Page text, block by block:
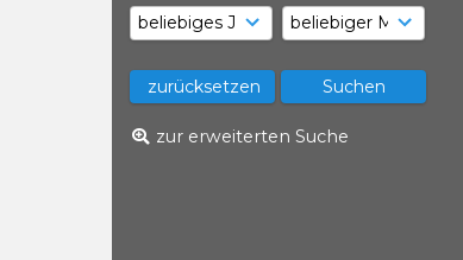
zur erweiterten Suche